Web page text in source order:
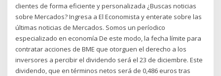
clientes de forma eficiente y personalizada ¿Buscas noticias
sobre Mercados? Ingresa a El Economista y enterate sobre las
últimas noticias de Mercados. Somos un períodico
especializado en economía De este modo, la fecha límite para
contratar acciones de BME que otorguen el derecho a los
inversores a percibir el dividendo será el 23 de diciembre. Este
dividendo, que en términos netos será de 0,486 euros tras